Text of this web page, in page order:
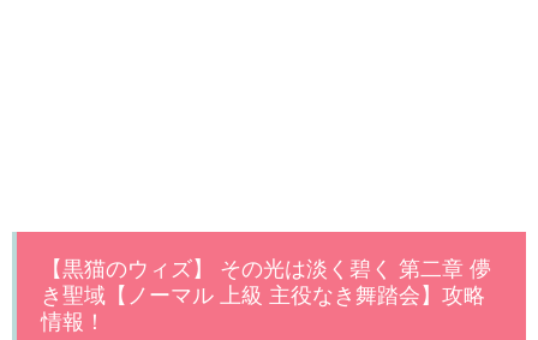
【黒猫のウィズ】 その光は淡く碧く 第二章 儚
き聖域【ノーマル 上級 主役なき舞踏会】攻略
情報！